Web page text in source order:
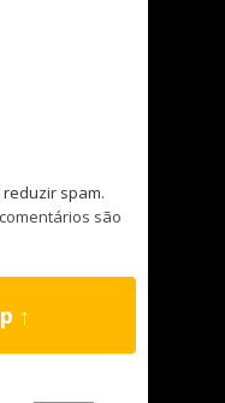
spam.
são
↑